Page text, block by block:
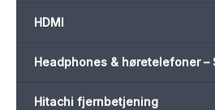
HDMI
Headphones & høretelefoner
Hitachi fjernbetjening